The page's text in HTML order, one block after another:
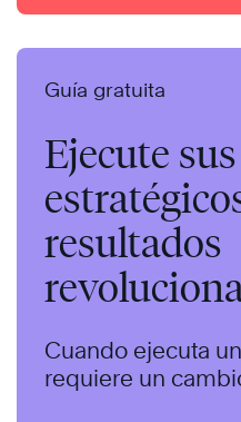
Guía gratuita
Ejecute
resultados
Cuando ejecuta
requiere un